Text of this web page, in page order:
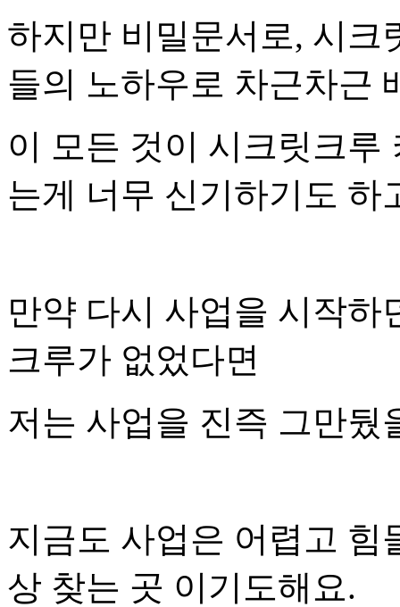
하지만 비밀문서로, 시크
들의 노하우로 차근차근
이 모든 것이 시크릿크루
는게 너무 신기하기도
만약 다시 사업을 시작
크루가 없었다면
저는 사업을 진즉 그만
지금도 사업은 어렵고 힘
상 찾는 곳 이기도해요.